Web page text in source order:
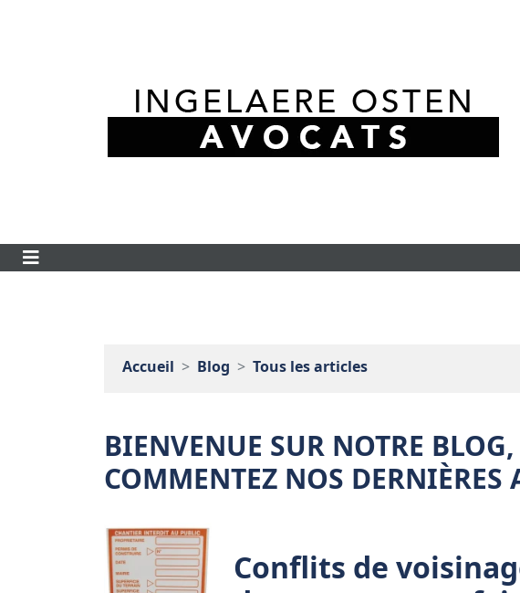
Accueil Blog Tous les articles
BIENVENUE SUR NOTRE
COMMENTEZ NOS DERNIÈRES
Conflits de